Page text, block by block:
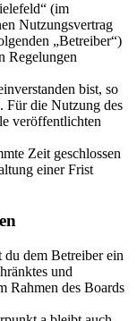
(im
Nutzungsvertrag
„Betreiber“)
Regelungen
bist, so
Für die Nutzung des
veröffentlichten
Zeit geschlossen
einer Frist
dem Betreiber ein
und
Rahmen des Boards